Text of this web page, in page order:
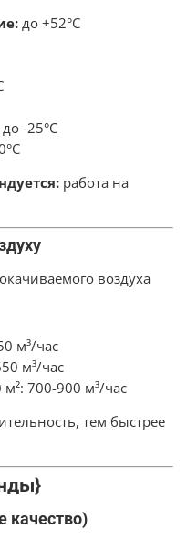
до +52°C
до -25°C
работа на
воздуха
м³/час
м³/час
700-900 м³/час
тем быстрее
качество)